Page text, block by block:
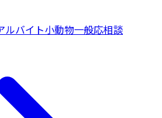
ルバイト小動物一般応相談